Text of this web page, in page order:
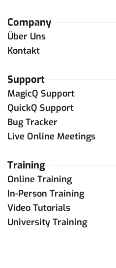
Company
Über Uns
Kontakt
Support
MagicQ Support
QuickQ Support
Bug Tracker
Live Online Meetings
Training
Online Training
In-Person Training
Video Tutorials
University Training